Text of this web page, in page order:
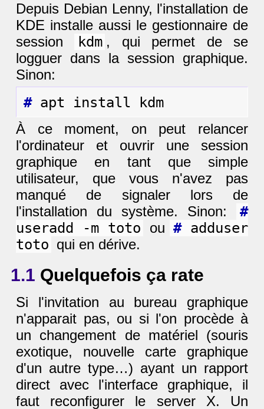
Depuis Debian Lenny, l'installation de
KDE installe aussi le gestionnaire de
session
kdm , qui permet de se
logguer dans la session graphique.
Sinon:
#
À ce moment, on peut relancer
l'ordinateur et ouvrir une session
graphique en tant que simple
utilisateur, que vous n'avez pas
manqué de signaler lors de
l'installation du système. Sinon:
#
useradd -m toto
ou #adduser
toto qui en dérive.
1.1 Quelquefois ça rate
Si l'invitation au bureau graphique
n'apparait pas, ou si l'on procède à
un changement de matériel (souris
exotique, nouvelle carte graphique
d'un autre type…) ayant un rapport
direct avec l'interface graphique, il
faut reconfigurer le server X. Un